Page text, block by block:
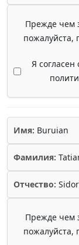
Прежде чем
пожалуйста,
Я
Имя: Buruian
Фамилия:
Отчество: Sidor
Прежде чем
пожалуйста,